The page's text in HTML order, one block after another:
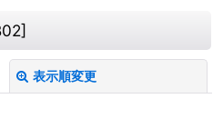
表示順変更